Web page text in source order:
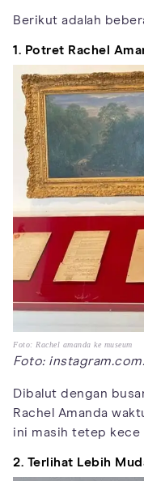
Berikut adalah
1. Potret Rachel
Foto: Rachel amanda ke museum
Foto:
Dibalut dengan
Rachel Amanda
ini masih tetep kece
2. Terlihat Lebih